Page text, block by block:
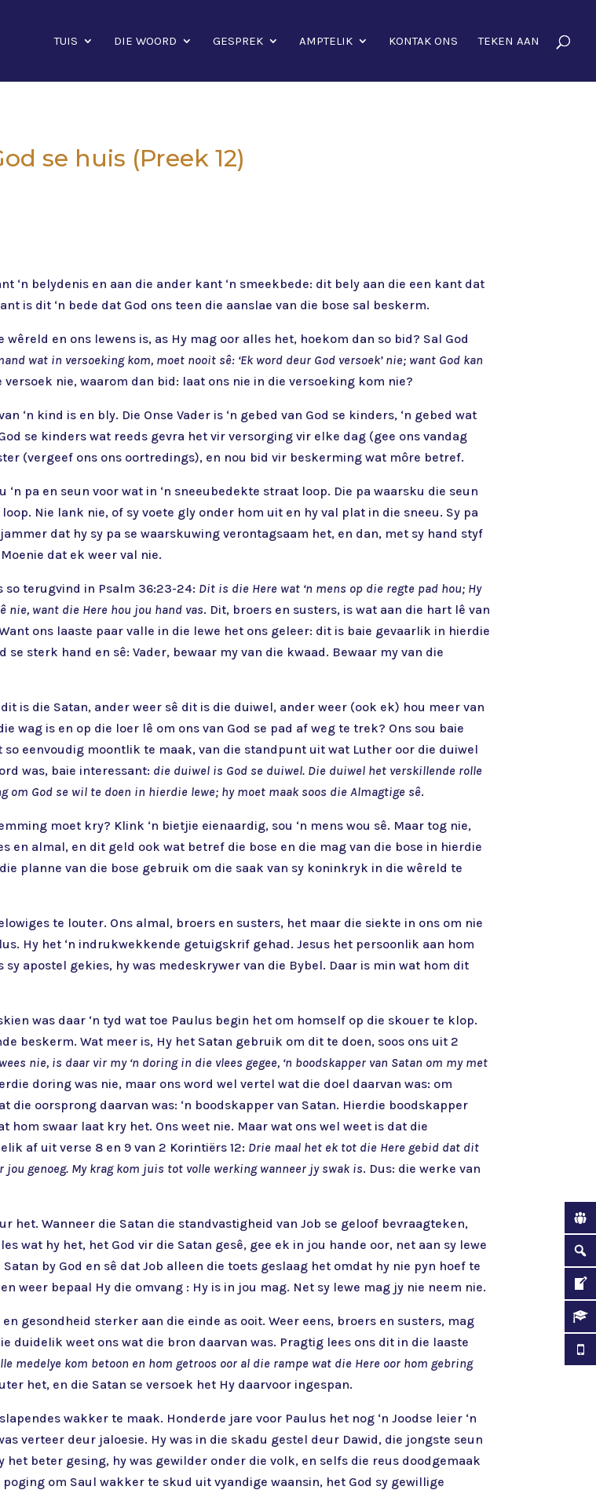
TUIS DIE WOORD GESPREK AMPTELIK KONTAK ONS TEKEN AAN
se huis (Preek 12)
‘n belydenis en aan die ander kant ‘n smeekbede: dit bely aan die een kant dat
is dit ‘n bede dat God ons teen die aanslae van die bose sal beskerm.
en ons lewens is, as Hy mag oor alles het, hoekom dan so bid? Sal God
wat in versoeking kom, moet nooit sê: ‘Ek word deur God versoek’ nie; want God kan
versoek nie, waarom dan bid: laat ons nie in die versoeking kom nie?
‘n kind is en bly. Die Onse Vader is ‘n gebed van God se kinders, ‘n gebed wat
se kinders wat reeds gevra het vir versorging vir elke dag (gee ons vandag
(vergeef ons ons oortredings), en nou bid vir beskerming wat môre betref.
pa en seun voor wat in ‘n sneeubedekte straat loop. Die pa waarsku die seun
Nie lank nie, of sy voete gly onder hom uit en hy val plat in die sneeu. Sy pa
dat hy sy pa se waarskuwing verontagsaam het, en dan, met sy hand styf
dat ek weer val nie.
so terugvind in Psalm 36:23-24: Dit is die Here wat ‘n mens op die regte pad hou; Hy
nie, want die Here hou jou hand vas. Dit, broers en susters, is wat aan die hart lê van
ons laaste paar valle in die lewe het ons geleer: dit is baie gevaarlik in hierdie
sterk hand en sê: Vader, bewaar my van die kwaad. Bewaar my van die
is die Satan, ander weer sê dit is die duiwel, ander weer (ook ek) hou meer van
wag is en op die loer lê om ons van God se pad af weg te trek? Ons sou baie
eenvoudig moontlik te maak, van die standpunt uit wat Luther oor die duiwel
was, baie interessant: die duiwel is God se duiwel. Die duiwel het verskillende rolle
om God se wil te doen in hierdie lewe; hy moet maak soos die Almagtige sê.
moet kry? Klink ‘n bietjie eienaardig, sou ‘n mens wou sê. Maar tog nie,
en almal, en dit geld ook wat betref die bose en die mag van die bose in hierdie
planne van die bose gebruik om die saak van sy koninkryk in die wêreld te
te louter. Ons almal, broers en susters, het maar die siekte in ons om nie
Hy het ‘n indrukwekkende getuigskrif gehad. Jesus het persoonlik aan hom
apostel gekies, hy was medeskrywer van die Bybel. Daar is min wat hom dit
was daar ‘n tyd wat toe Paulus begin het om homself op die skouer te klop.
beskerm. Wat meer is, Hy het Satan gebruik om dit te doen, soos ons uit 2
nie, is daar vir my ‘n doring in die vlees gegee, ‘n boodskapper van Satan om my met
doring was nie, maar ons word wel vertel wat die doel daarvan was: om
die oorsprong daarvan was: ‘n boodskapper van Satan. Hierdie boodskapper
hom swaar laat kry het. Ons weet nie. Maar wat ons wel weet is dat die
af uit verse 8 en 9 van 2 Korintiërs 12: Drie maal het ek tot die Here gebid dat dit
genoeg. My krag kom juis tot volle werking wanneer jy swak is. Dus: die werke van
het. Wanneer die Satan die standvastigheid van Job se geloof bevraagteken,
wat hy het, het God vir die Satan gesê, gee ek in jou hande oor, net aan sy lewe
by God en sê dat Job alleen die toets geslaag het omdat hy nie pyn hoef te
weer bepaal Hy die omvang : Hy is in jou mag. Net sy lewe mag jy nie neem nie.
gesondheid sterker aan die einde as ooit. Weer eens, broers en susters, mag
duidelik weet ons wat die bron daarvan was. Pragtig lees ons dit in die laaste
medelye kom betoon en hom getroos oor al die rampe wat die Here oor hom gebring
het, en die Satan se versoek het Hy daarvoor ingespan.
wakker te maak. Honderde jare voor Paulus het nog ‘n Joodse leier ‘n
verteer deur jaloesie. Hy was in die skadu gestel deur Dawid, die jongste seun
het beter gesing, hy was gewilder onder die volk, en selfs die reus doodgemaak
om Saul wakker te skud uit vyandige waansin, het God sy gewillige